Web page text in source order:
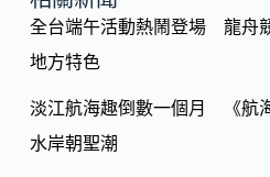
o
Li
k
全台端午活動熱鬧登場 龍舟
地方特色
淡江航海趣倒數一個月 《航
水岸朝聖潮